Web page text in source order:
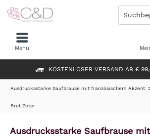
KOSTENLOSER VERSAND AB €
Menü
Ausdrucksstarke Saufbrause mit französischem Akzent:
Brut Zeter
Ausdrucksstarke Saufbrause mit